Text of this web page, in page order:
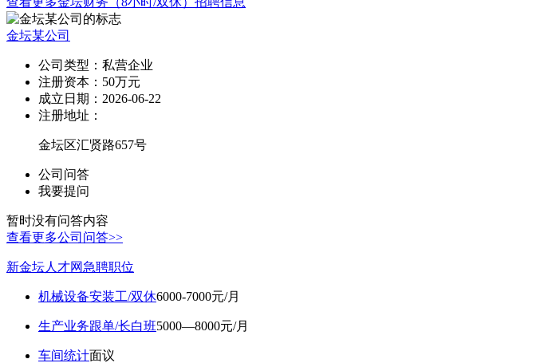
金坛某公司
公司类型： 私营企业
注册资本： 50万元
成立日期： 2026-06-22
注册地址：
金坛区汇贤路657号
公司问答
我要提问
暂时没有问答内容
查看更多公司问答>>
新金坛人才网急聘职位
机械设备安装工/双休6000-7000元/月
生产业务跟单/长白班5000—8000元/月
车间统计面议